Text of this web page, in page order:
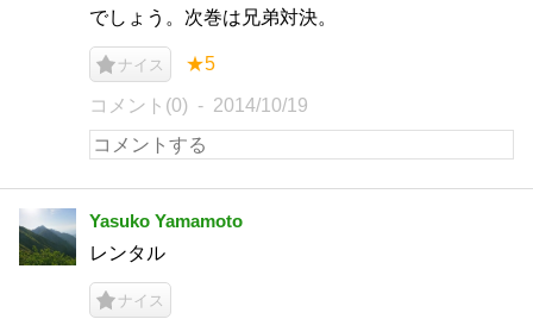
でしょう。次巻は兄弟対決。
ナイス ★5
コメント(0) 2014/10/19
Yasuko Yamamoto
レンタル
ナイス